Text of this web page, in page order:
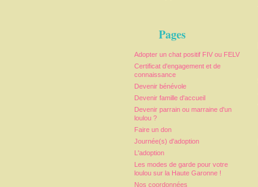
Pages
Adopter un chat positif FIV ou FELV
Certificat d'engagement et de
connaissance
Devenir bénévole
Devenir famille d'accueil
Devenir parrain ou marraine d'un
loulou ?
Faire un don
Journée(s) d'adoption
L'adoption
Les modes de garde pour votre
loulou sur la Haute Garonne !
Nos coordonnées